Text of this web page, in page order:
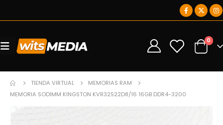
0 0
TIENDA VIRTUAL
MEMORIAS RAM
MEMORIA SODIMM KINGSTON KVR32S22D8/16 16GB DDR4-3200